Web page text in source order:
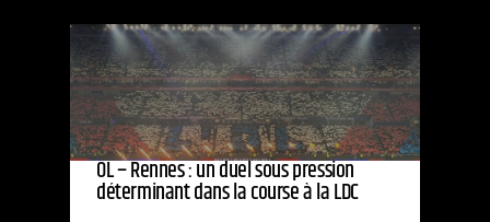
OL – Rennes : un duel sous pression
déterminant dans la course à la LDC